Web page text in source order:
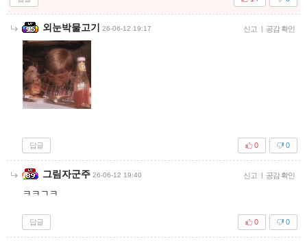
외눈박물고기 26-06-12 19:17 신고 | 공감 확인
답글 0
0
그림자군주 26-06-12 19:40 신고 | 공감 확인
ㅋㅋㄱㅋ
답글 0
0